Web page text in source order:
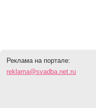
Реклама на портале:
reklama@svadba.net.ru